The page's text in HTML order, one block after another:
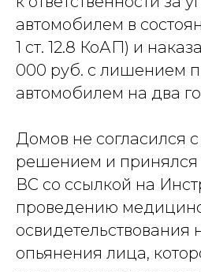
автомобилем в
1 ст. 12.8 КоАП) и
000 руб. с лишением
автомобилем на два
Домов не согласился
решением и принялся
ВС со ссылкой на
проведению
освидетельствования
опьянения лица,